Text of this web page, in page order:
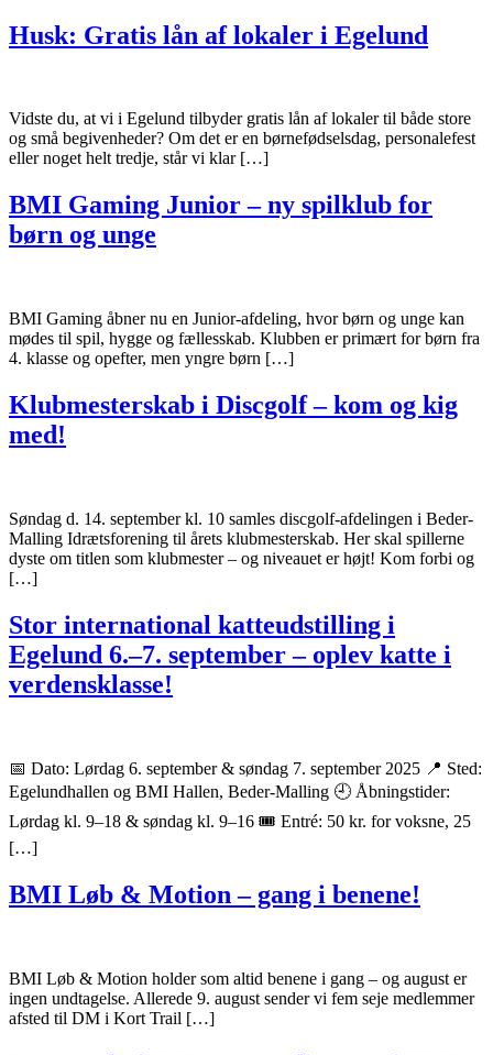
Husk: Gratis lån af lokaler i Egelund
Vidste du, at vi i Egelund tilbyder gratis lån af lokaler til både store
og små begivenheder? Om det er en børnefødselsdag, personalefest
eller noget helt tredje, står vi klar […]
BMI Gaming Junior – ny spilklub for
børn og unge
BMI Gaming åbner nu en Junior-afdeling, hvor børn og unge kan
mødes til spil, hygge og fællesskab. Klubben er primært for børn fra
4. klasse og opefter, men yngre børn […]
Klubmesterskab i Discgolf – kom og kig
med!
Søndag d. 14. september kl. 10 samles discgolf-afdelingen i Beder-
Malling Idrætsforening til årets klubmesterskab. Her skal spillerne
dyste om titlen som klubmester – og niveauet er højt! Kom forbi og
[…]
Stor international katteudstilling i
Egelund 6.–7. september – oplev katte i
verdensklasse!
📅 Dato: Lørdag 6. september & søndag 7. september 2025 📍 Sted:
Egelundhallen og BMI Hallen, Beder-Malling 🕘 Åbningstider:
Lørdag kl. 9–18 & søndag kl. 9–16 🎟️ Entré: 50 kr. for voksne, 25
[…]
BMI Løb & Motion – gang i benene!
BMI Løb & Motion holder som altid benene i gang – og august er
ingen undtagelse. Allerede 9. august sender vi fem seje medlemmer
afsted til DM i Kort Trail […]